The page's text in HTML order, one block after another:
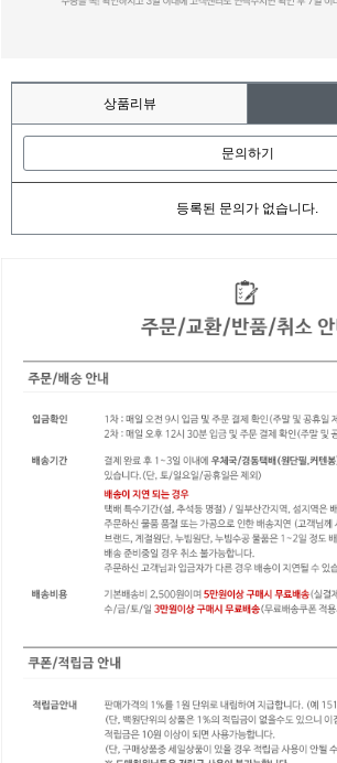
상품리뷰
문의하기
등록된 문의가 없습니다.